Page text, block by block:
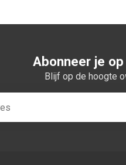
Abonneer je
Blijf op de hoogte